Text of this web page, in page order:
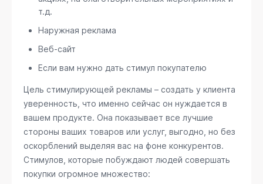
т.д.
Наружная реклама
Веб-сайт
Если вам нужно дать стимул покупателю
Цель стимулирующей рекламы – создать у клиента
уверенность, что именно сейчас он нуждается в
вашем продукте. Она показывает все лучшие
стороны ваших товаров или услуг, выгодно, но без
оскорблений выделяя вас на фоне конкурентов.
Стимулов, которые побуждают людей совершать
покупки огромное множество: